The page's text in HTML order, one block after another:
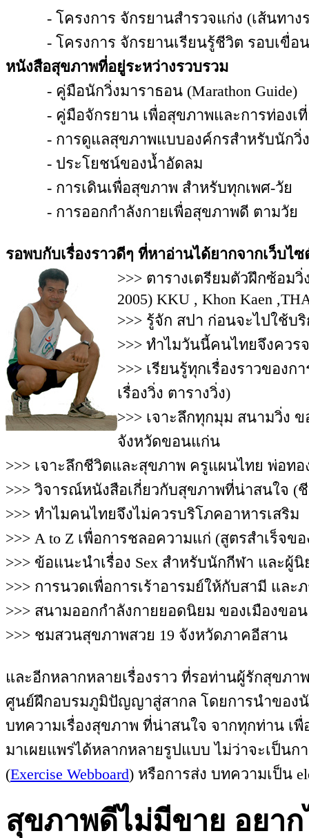
- โครงการ จักรยานสำรวจแก่ง (เส้นทาง
- โครงการ จักรยานเรียนรู้ชีวิต รอบเขื่อ
หนังสือสุขภาพที่อยู่ระหว่างรวบรวม
- คู่มือนักวิ่งมาราธอน (Marathon Guide)
- คู่มือจักรยาน เพื่อสุขภาพและการท่องเที่
- การดูแลสุขภาพแบบองค์กรสำหรับนักวิ่ง
- ประโยชน์ของน้ำอัดลม
- การเดินเพื่อสุขภาพ สำหรับทุกเพศ-วัย
- การออกกำลังกายเพื่อสุขภาพดี ตามวัย
รอพบกับเรื่องราวดีๆ ที่หาอ่านได้ยากจากเว็บไ
>>> ตารางเตรียมตัวฝึกซ้อม
2005) KKU , Khon Kaen
>>> รู้จัก สปา ก่อนจะไปใช้บ
>>> ทำไมวันนี้คนไทยจึงควร
>>> เรียนรู้ทุกเรื่องราวของ
เรื่องวิ่ง ตารางวิ่ง)
>>> เจาะลึกทุกมุม สนามวิ่ง
จังหวัดขอนแก่น
>>> เจาะลึกชีวิตและสุขภาพ ครูแผนไทย พ่อท
>>> วิจารณ์หนังสือเกี่ยวกับสุขภาพที่น่าสนใจ (
>>> ทำไมคนไทยจึงไม่ควรบริโภคอาหารเสริม
>>> A to Z เพื่อการชลอความแก่ (สูตรสำเร็จ
>>> ข้อแนะนำเรื่อง Sex สำหรับนักกีฬา และผู้
>>> การนวดเพื่อการเร้าอารมย์ให้กับสามี และ
>>> สนามออกกำลังกายยอดนิยม ของเมืองขอ
>>> ชมสวนสุขภาพสวย 19 จังหวัดภาคอีสาน
และอีกหลากหลายเรื่องราว ที่รอท่านผู้รักสุขภา
ศูนย์ฝึกอบรมภูมิปัญญาสู่สากล โดยการนำของ
บทความเรื่องสุขภาพ ที่น่าสนใจ จากทุกท่าน เ
มาเผยแพร่ได้หลากหลายรูปแบบ ไม่ว่าจะเป็น
(Exercise Webboard) หรือการส่ง บทความเป็น
สุขภาพดีไม่มีขาย อยา